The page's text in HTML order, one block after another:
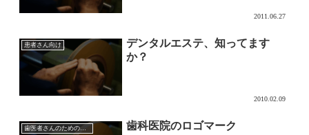
2011.06.27
患者さん向け
デンタルエステ、知ってます
か？
2010.02.09
歯医者さんのためのマーケティング 歯科医院のロゴマーク